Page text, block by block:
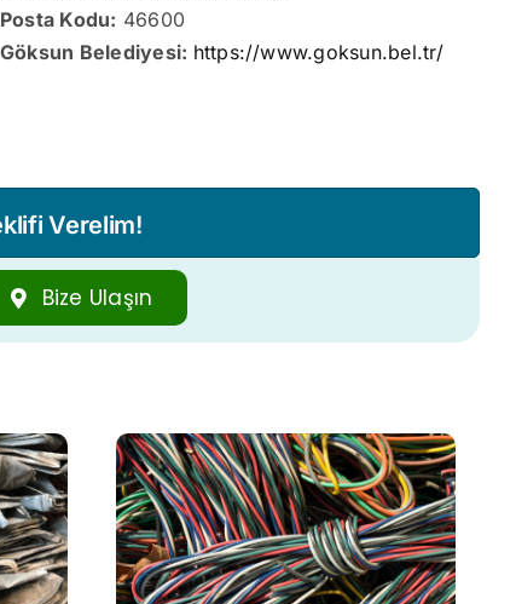
Posta Kodu: 46600
Göksun Belediyesi: https://www.goksun.bel.tr/
Verelim!
Bize Ulaşın